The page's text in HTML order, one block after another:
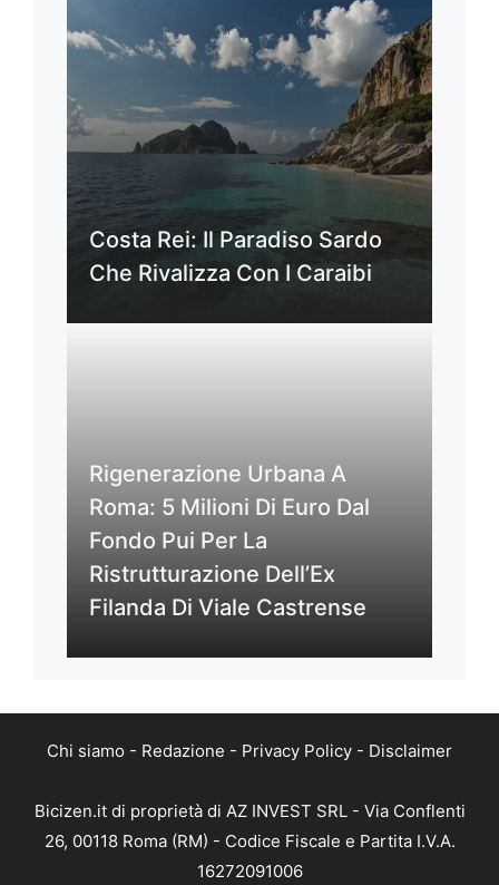
Costa Rei: Il Paradiso Sardo
Che Rivalizza Con I Caraibi
Rigenerazione Urbana A
Roma: 5 Milioni Di Euro Dal
Fondo Pui Per La
Ristrutturazione Dell’Ex
Filanda Di Viale Castrense
Chi siamo - Redazione - Privacy Policy - Disclaimer
Bicizen.it di proprietà di AZ INVEST SRL - Via Conflenti
26, 00118 Roma (RM) - Codice Fiscale e Partita I.V.A.
16272091006